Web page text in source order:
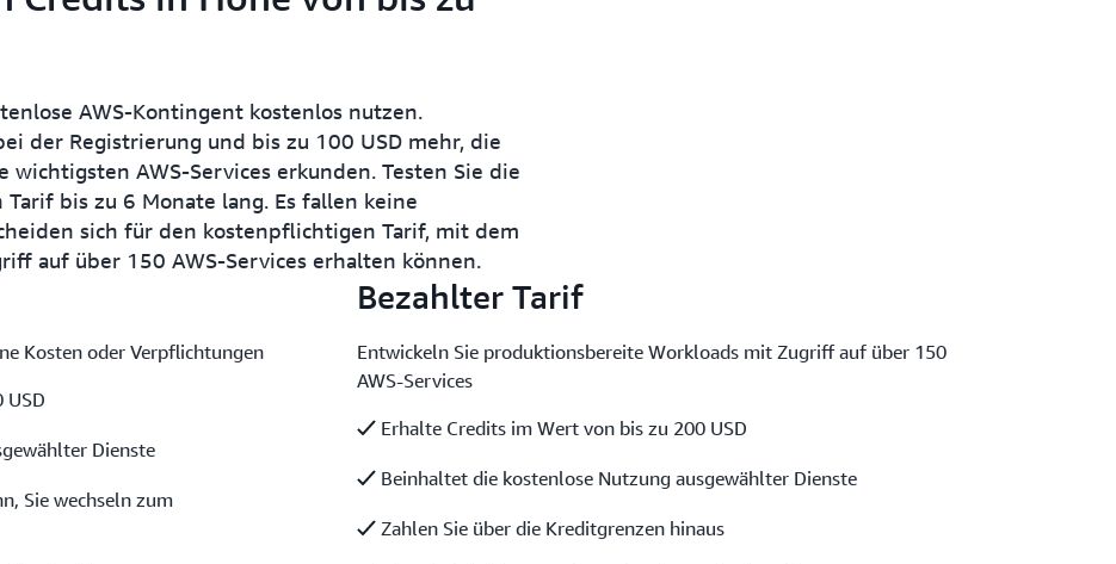
AWS-Kontingent kostenlos nutzen.
der Registrierung und bis zu 100 USD mehr, die
AWS-Services erkunden. Testen Sie die
bis zu 6 Monate lang. Es fallen keine
sich für den kostenpflichtigen Tarif, mit dem
auf über 150 AWS-Services erhalten können.
Kosten oder Verpflichtungen
USD
Dienste
Sie wechseln zum
Bezahlter Tarif
Entwickeln Sie produktionsbereite Workloads mit Zugriff auf über 150
AWS-Services
Erhalte Credits im Wert von bis zu 200 USD
Beinhaltet die kostenlose Nutzung ausgewählter Dienste
Zahlen Sie über die Kreditgrenzen hinaus